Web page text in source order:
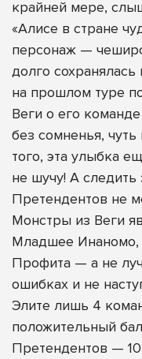
крайней мере,
«Алисе в стране
персонаж —
долго сохранялась
на прошлом туре
Веги о его
без сомненья, чуть
того, эта улыбка
не шучу! А
Претендентов не
Монстры из Веги
Младшее Инаномо,
Профита — а не
ошибках и не
Элите лишь 4
положительный
Претендентов —